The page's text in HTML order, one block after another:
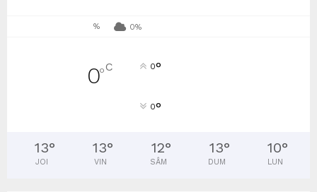
% 0%
0°C 0°
0°
13°
JOI
13°
VIN
12°
SÂM
13°
DUM
10°
LUN